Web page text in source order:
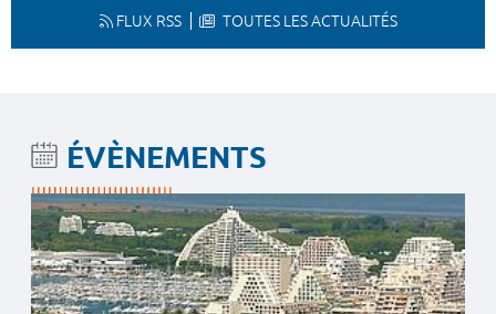
FLUX RSS TOUTES LES ACTUALITÉS
ÉVÈNEMENTS